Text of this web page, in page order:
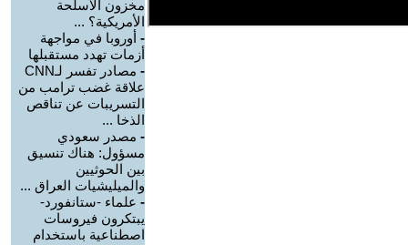
مخزون الأسلحة
الأمريكية؟ ...
- أوروبا في مواجهة
أزمات تهدد مستقبلها
-
مصادر تفسر لـCNN
علاقة غضب ترامب من
التسريبات عن تناقص
الذخا ...
- مصدر سعودي
مسؤول: هناك تنسيق
بين الحوثيين
والميليشيات العراق ...
- علماء -ستانفورد-
يبتكرون فيروسات
اصطناعية باستخدام